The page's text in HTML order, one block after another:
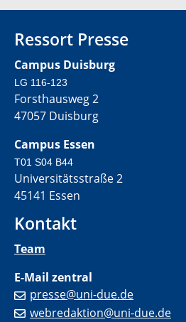
Ressort Presse
Campus Duisburg
LG 116-123
Forsthausweg 2
47057 Duisburg
Campus Essen
T01 S04 B44
Universitätsstraße 2
45141 Essen
Kontakt
Team
E-Mail zentral
presse@uni-due.de
webredaktion@uni-due.de